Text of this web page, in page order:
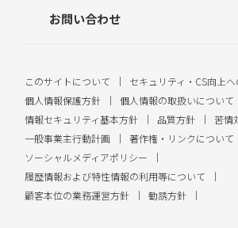
お問い合わせ
このサイトについて
セキュリティ・CS向上
個人情報保護方針
個人情報の取扱いについて
情報セキュリティ基本方針
品質方針
苦情
一般事業主行動計画
著作権・リンクについて
ソーシャルメディアポリシー
履歴情報および特性情報の利用等について
顧客本位の業務運営方針
勧誘方針